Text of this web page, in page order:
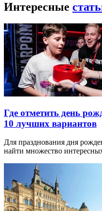
Интересные
Где отметить день
10 лучших вариантов
Для празднования дня
найти множество